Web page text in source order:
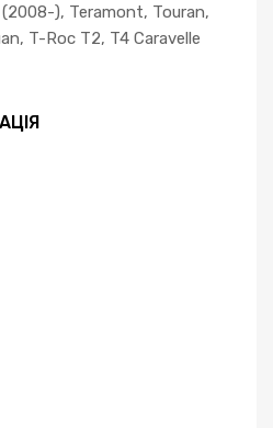
), Teramont, Touran,
T-Roc T2, T4 Caravelle